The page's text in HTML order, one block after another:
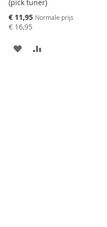
(pick tuner)
Speciale
prijs
€ 11,95 Normale prijs
€ 16,95
AAN